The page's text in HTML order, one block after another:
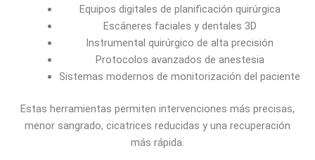
Equipos digitales de planificación quirúrgica
Escáneres faciales y dentales 3D
Instrumental quirúrgico de alta precisión
Protocolos avanzados de anestesia
Sistemas modernos de monitorización del paciente
Estas herramientas permiten intervenciones más precisas,
menor sangrado, cicatrices reducidas y una recuperación
más rápida.